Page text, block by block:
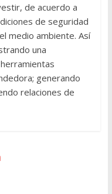
de acuerdo a
de seguridad
medio ambiente. Así
una
generando
relaciones de